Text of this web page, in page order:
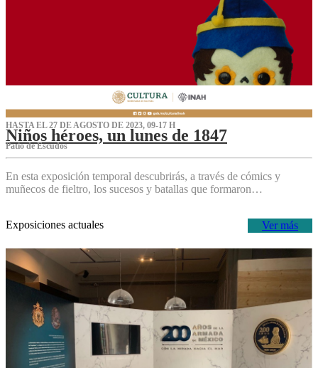
HASTA EL 27 DE AGOSTO DE 2023, 09-17 H
Niños héroes, un lunes de 1847
Patio de Escudos
En esta exposición temporal descubrirás, a través de cómics y
muñecos de fieltro, los sucesos y batallas que formaron…
Ver más
Exposiciones actuales